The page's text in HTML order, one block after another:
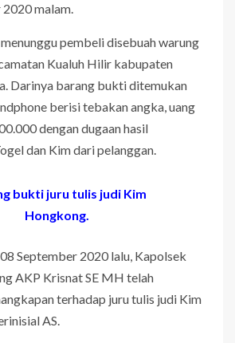
2020 malam.
pembeli disebuah warung
Kualuh Hilir kabupaten
Darinya barang bukti ditemukan
berisi tebakan angka, uang
dengan dugaan hasil
dan Kim dari pelanggan.
bukti juru tulis judi Kim
Hongkong.
September 2020 lalu, Kapolsek
AKP Krisnat SE MH telah
terhadap juru tulis judi Kim
AS.